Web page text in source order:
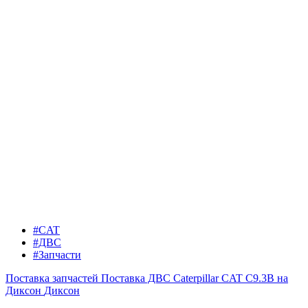
#CAT
#ДВС
#Запчасти
Поставка запчастей Поставка ДВС Caterpillar CAT C9.3B на
Диксон Диксон